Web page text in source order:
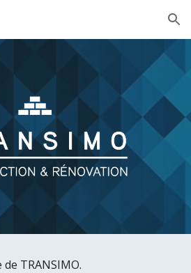
Skip to navigation
TRANSIMO.